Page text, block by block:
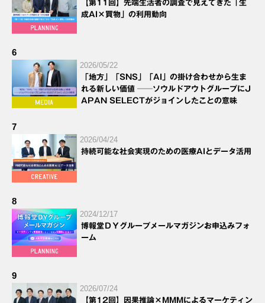
【第11回】先端生活者の調査で見えてきた「生
成AI×買物」の利用動向
6
2026/05/22
「地方」「SNS」「AI」の掛け合わせから生ま
れる新しい価値 ──ソウルドアウトグループにJ
APAN SELECTがジョインしたことの意味
7
2026/04/24
持続可能な社会実現のための医療AIとデータ活用
8
2024/12/17
博報堂ＤＹグループメールマガジンお申込みフォ
ーム
9
2026/07/24
【第12回】因果推論×MMMによるマーケティン